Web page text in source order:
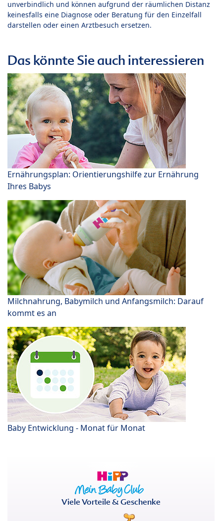
unverbindlich und können aufgrund der räumlichen Distanz
keinesfalls eine Diagnose oder Beratung für den Einzelfall
darstellen oder einen Arztbesuch ersetzen.
Das könnte Sie auch interessieren
Ernährungsplan: Orientierungshilfe zur Ernährung
Ihres Babys
Milchnahrung, Babymilch und Anfangsmilch: Darauf
kommt es an
Baby Entwicklung - Monat für Monat
Viele Vorteile & Geschenke